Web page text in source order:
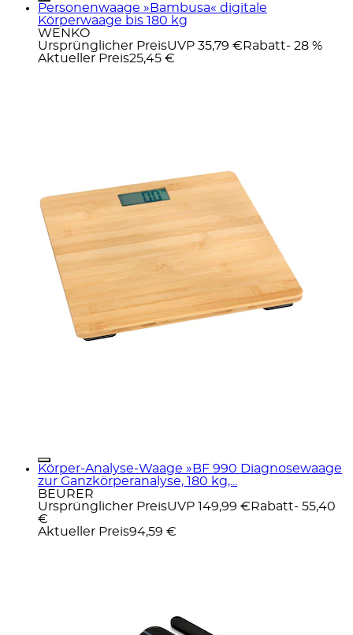
Personenwaage »Bambusa« digitale
Körperwaage bis 180 kg
WENKO
Ursprünglicher PreisUVP 35,79 € Rabatt- 28 %
Aktueller Preis25,45 €
Körper-Analyse-Waage »BF 990 Diagnosewaage
zur Ganzkörperanalyse, 180 kg,...
BEURER
Ursprünglicher PreisUVP 149,99 € Rabatt- 55,40
€
Aktueller Preis94,59 €